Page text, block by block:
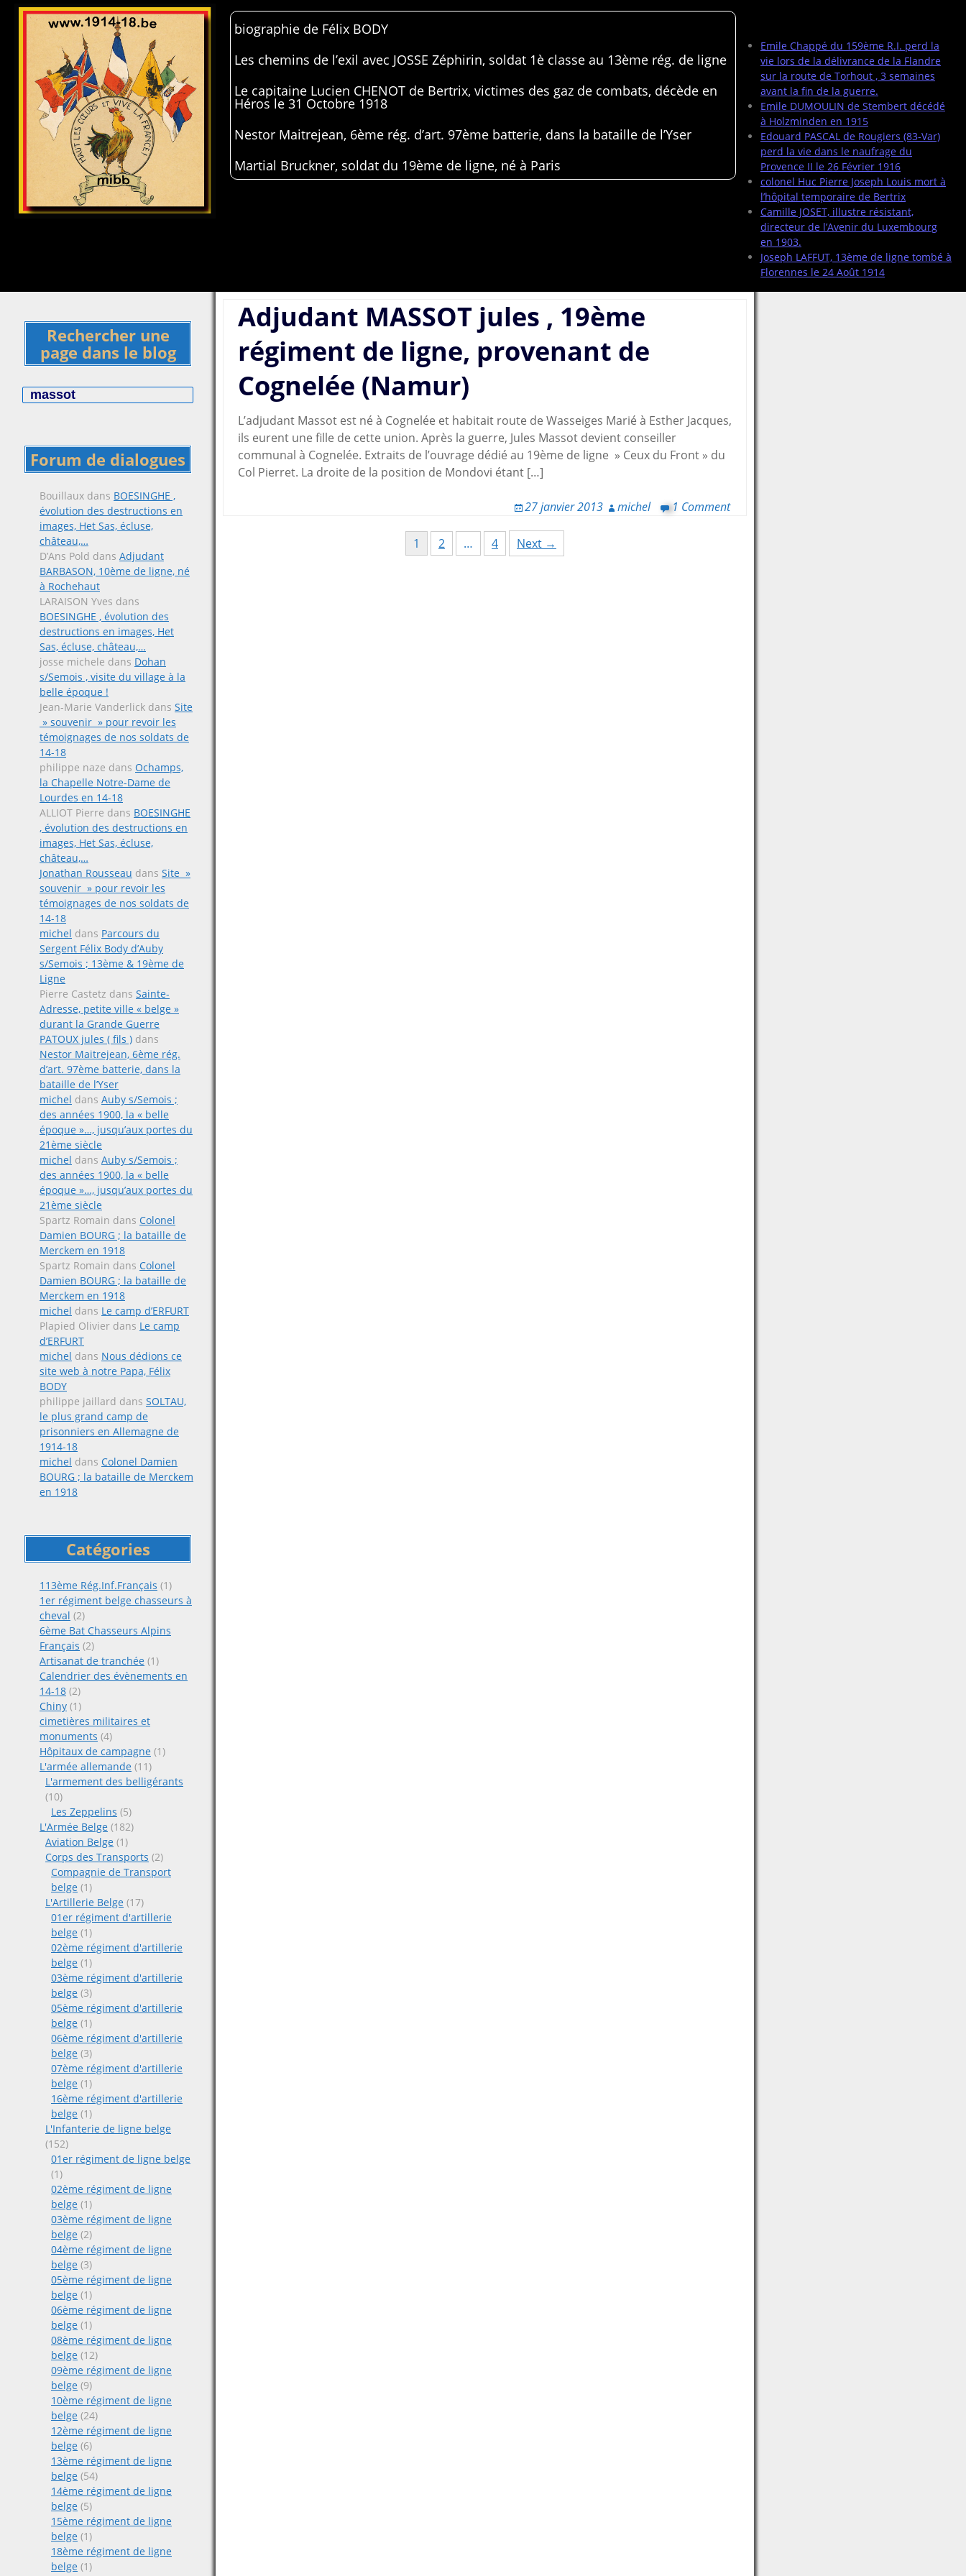
Emile Chappé du 159ème R.I. perd la
vie lors de la délivrance de la Flandre
sur la route de Torhout , 3 semaines
avant la fin de la guerre.
Emile DUMOULIN de Stembert décédé
à Holzminden en 1915
Edouard PASCAL de Rougiers (83-Var)
perd la vie dans le naufrage du
Provence II le 26 Février 1916
colonel Huc Pierre Joseph Louis mort à
l’hôpital temporaire de Bertrix
Camille JOSET, illustre résistant,
directeur de l’Avenir du Luxembourg
en 1903.
Joseph LAFFUT, 13ème de ligne tombé à
Florennes le 24 Août 1914
biographie de Félix BODY
Les chemins de l’exil avec JOSSE Zéphirin, soldat 1è classe au 13ème rég. de ligne
Le capitaine Lucien CHENOT de Bertrix, victimes des gaz de combats, décède en
Héros le 31 Octobre 1918
Nestor Maitrejean, 6ème rég. d’art. 97ème batterie, dans la bataille de l’Yser
Martial Bruckner, soldat du 19ème de ligne, né à Paris
Rechercher une
page dans le blog
Forum de dialogues
Bouillaux dans BOESINGHE ,
évolution des destructions en
images, Het Sas, écluse,
château,…
D’Ans Pold dans Adjudant
BARBASON, 10ème de ligne, né
à Rochehaut
LARAISON Yves dans
BOESINGHE , évolution des
destructions en images, Het
Sas, écluse, château,…
josse michele dans Dohan
s/Semois , visite du village à la
belle époque !
Jean-Marie Vanderlick dans Site
» souvenir » pour revoir les
témoignages de nos soldats de
14-18
philippe naze dans Ochamps,
la Chapelle Notre-Dame de
Lourdes en 14-18
ALLIOT Pierre dans BOESINGHE
, évolution des destructions en
images, Het Sas, écluse,
château,…
Jonathan Rousseau dans Site »
souvenir » pour revoir les
témoignages de nos soldats de
14-18
michel dans Parcours du
Sergent Félix Body d’Auby
s/Semois ; 13ème & 19ème de
Ligne
Pierre Castetz dans Sainte-
Adresse, petite ville « belge »
durant la Grande Guerre
PATOUX jules ( fils ) dans
Nestor Maitrejean, 6ème rég.
d’art. 97ème batterie, dans la
bataille de l’Yser
michel dans Auby s/Semois ;
des années 1900, la « belle
époque »…, jusqu’aux portes du
21ème siècle
michel dans Auby s/Semois ;
des années 1900, la « belle
époque »…, jusqu’aux portes du
21ème siècle
Spartz Romain dans Colonel
Damien BOURG ; la bataille de
Merckem en 1918
Spartz Romain dans Colonel
Damien BOURG ; la bataille de
Merckem en 1918
michel dans Le camp d’ERFURT
Plapied Olivier dans Le camp
d’ERFURT
michel dans Nous dédions ce
site web à notre Papa, Félix
BODY
philippe jaillard dans SOLTAU,
le plus grand camp de
prisonniers en Allemagne de
1914-18
michel dans Colonel Damien
BOURG ; la bataille de Merckem
en 1918
Catégories
113ème Rég.Inf.Français (1)
1er régiment belge chasseurs à
cheval (2)
6ème Bat Chasseurs Alpins
Français (2)
Artisanat de tranchée (1)
Calendrier des évènements en
14-18 (2)
Chiny (1)
cimetières militaires et
monuments (4)
Hôpitaux de campagne (1)
L'armée allemande (11)
L'armement des belligérants
(10)
Les Zeppelins (5)
L'Armée Belge (182)
Aviation Belge (1)
Corps des Transports (2)
Compagnie de Transport
belge (1)
L'Artillerie Belge (17)
01er régiment d'artillerie
belge (1)
02ème régiment d'artillerie
belge (1)
03ème régiment d'artillerie
belge (3)
05ème régiment d'artillerie
belge (1)
06ème régiment d'artillerie
belge (3)
07ème régiment d'artillerie
belge (1)
16ème régiment d'artillerie
belge (1)
L'Infanterie de ligne belge
(152)
01er régiment de ligne belge
(1)
02ème régiment de ligne
belge (1)
03ème régiment de ligne
belge (2)
04ème régiment de ligne
belge (3)
05ème régiment de ligne
belge (1)
06ème régiment de ligne
belge (1)
08ème régiment de ligne
belge (12)
09ème régiment de ligne
belge (9)
10ème régiment de ligne
belge (24)
12ème régiment de ligne
belge (6)
13ème régiment de ligne
belge (54)
14ème régiment de ligne
belge (5)
15ème régiment de ligne
belge (1)
18ème régiment de ligne
belge (1)
Adjudant MASSOT jules , 19ème
régiment de ligne, provenant de
Cognelée (Namur)
L’adjudant Massot est né à Cognelée et habitait route de Wasseiges Marié à Esther Jacques,
ils eurent une fille de cette union. Après la guerre, Jules Massot devient conseiller
communal à Cognelée. Extraits de l’ouvrage dédié au 19ème de ligne » Ceux du Front » du
Col Pierret. La droite de la position de Mondovi étant […]
27 janvier 2013 michel 1 Comment
1 2 … 4 Next →